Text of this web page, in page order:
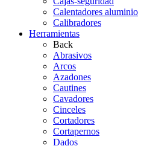
Calentadores aluminio
Calibradores
Herramientas
Back
Abrasivos
Arcos
Azadones
Cautines
Cavadores
Cinceles
Cortadores
Cortapernos
Dados